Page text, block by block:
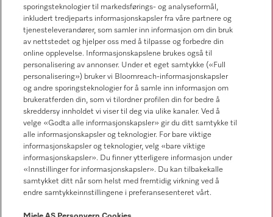
Forhandlersøk
Følg Miele Professional
sporingsteknologier til markedsførings- og analyseformål,
inkludert tredjeparts informasjonskapsler fra våre partnere og
tjenesteleverandører, som samler inn informasjon om din bruk
av nettstedet og hjelper oss med å tilpasse og forbedre din
online opplevelse. Informasjonskapslene brukes også til
personalisering av annonser. Under et eget samtykke («Full
personalisering») bruker vi Bloomreach-informasjonskapsler
og andre sporingsteknologier for å samle inn informasjon om
brukeratferden din, som vi tilordner profilen din for bedre å
skreddersy innholdet vi viser til deg via ulike kanaler. Ved å
velge «Godta alle informasjonskapsler» gir du ditt samtykke til
alle informasjonskapsler og teknologier. For bare viktige
informasjonskapsler og teknologier, velg «bare viktige
informasjonskapsler». Du finner ytterligere informasjon under
«Innstillinger for informasjonskapsler». Du kan tilbakekalle
samtykket ditt når som helst med fremtidig virkning ved å
endre samtykkeinnstillingene i preferansesenteret vårt.